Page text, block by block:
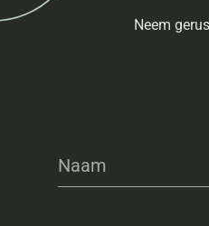
Neem
Naam